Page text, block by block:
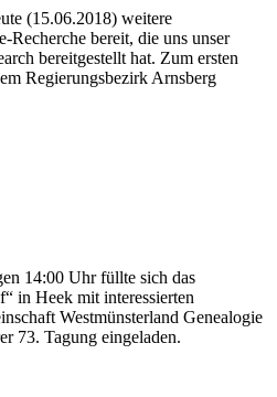
(15.06.2018) weitere
Recherche bereit, die uns unser
bereitgestellt hat. Zum ersten
Regierungsbezirk Arnsberg
14:00 Uhr füllte sich das
in Heek mit interessierten
Westmünsterland Genealogie
73. Tagung eingeladen.